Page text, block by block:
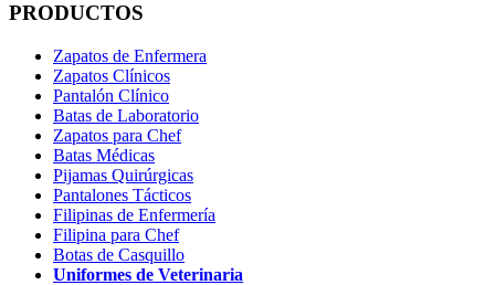
PRODUCTOS
Zapatos de Enfermera
Zapatos Clínicos
Pantalón Clínico
Batas de Laboratorio
Zapatos para Chef
Batas Médicas
Pijamas Quirúrgicas
Pantalones Tácticos
Filipinas de Enfermería
Filipina para Chef
Botas de Casquillo
Uniformes de Veterinaria